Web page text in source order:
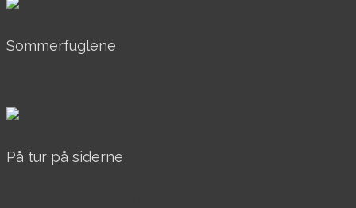
Sommerfuglene
På tur på siderne